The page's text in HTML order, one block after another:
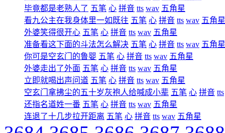
毕竟都是老熟人了 五笔 心 拼音 tts wav 五角星
看九公主在我身体里一如既往 五笔 心 拼音 tts wav 五角星
外婆笑得很开心 五笔 心 拼音 tts wav 五角星
准备看这下面的斗法怎么解决 五笔 心 拼音 tts wav 五角星
你可是空玄门的鲁婴 五笔 心 拼音 tts wav 五角星
外婆走出了外面 五笔 心 拼音 tts wav 五角星
立即就喝出声问道 五笔 心 拼音 tts wav 五角星
空玄门拿拂尘的五十岁灰袍人给喊成小辈 五笔 心 拼音 tts
还指名道姓一番 五笔 心 拼音 tts wav 五角星
连退了十几步拉开距离 五笔 心 拼音 tts wav 五角星